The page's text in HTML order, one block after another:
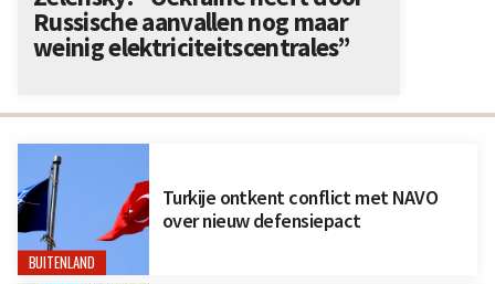
BUITENLAND
Turkije ontkent conflict met NAVO
over nieuw defensiepact
Russische aanvallen nog maar
weinig elektriciteitscentrales”